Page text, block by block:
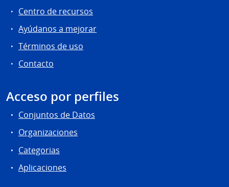
Centro de recursos
Ayúdanos a mejorar
Términos de uso
Contacto
Acceso por perfiles
Conjuntos de Datos
Organizaciones
Categorias
Aplicaciones